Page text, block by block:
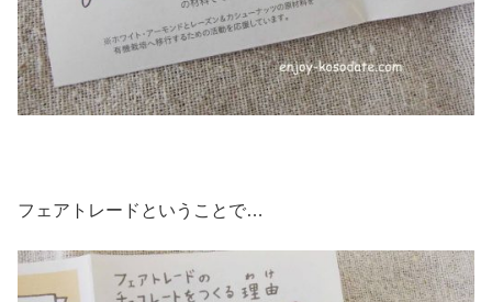
フェアトレードということで…